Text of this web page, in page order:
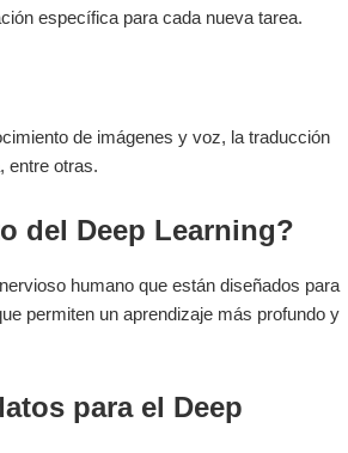
específica para cada nueva⁤ tarea.
de ​imágenes y voz, la traducción
entre otras.
del Deep Learning?
humano que están diseñados para
permiten​ un ‍aprendizaje más profundo y
para el Deep